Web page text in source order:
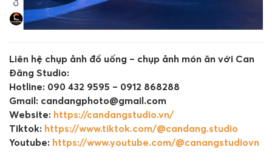
Liên hệ chụp ảnh đồ uống – chụp ảnh món ăn với Can
Đăng Studio:
Hotline: 090 432 9595 – 0912 868288
Gmail: candangphoto@gmail.com
Website: https://candangstudio.vn/
Tiktok: https://www.tiktok.com/@candang.studio
Youtube: https://www.youtube.com/@canangstudiovn